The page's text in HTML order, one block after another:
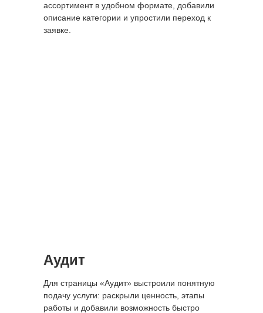
ассортимент в удобном формате, добавили
описание категории и упростили переход к
заявке.
Для страницы «Аудит» выстроили понятную
подачу услуги: раскрыли ценность, этапы
работы и добавили возможность быстро
Аудит
SMM-продвижение
Заказать звонок